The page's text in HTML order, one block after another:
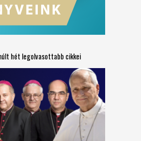
hét legolvasottabb cikkei